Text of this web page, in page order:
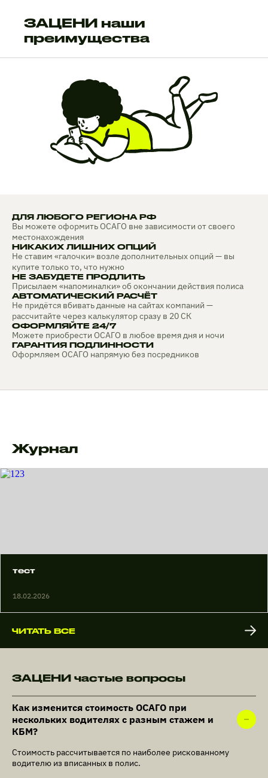
ЗАЦЕНИ наши
преимущества
ДЛЯ ЛЮБОГО РЕГИОНА РФ
Вы можете оформить ОСАГО вне зависимости от своего
местонахождения
НИКАКИХ ЛИШНИХ ОПЦИЙ
Не ставим «галочки» возле дополнительных опций — вы
купите только то, что нужно
НЕ ЗАБУДЕТЕ ПРОДЛИТЬ
Присылаем «напоминалки» об окончании действия полиса
АВТОМАТИЧЕСКИЙ РАСЧЁТ
Не придётся вбивать данные на сайтах компаний —
рассчитайте через калькулятор сразу в 20 СК
ОФОРМЛЯЙТЕ 24/7
Можете приобрести ОСАГО в любое время дня и ночи
ГАРАНТИЯ ПОДЛИННОСТИ
Оформляем ОСАГО напрямую без посредников
Журнал
тест
18.02.2026
ЧИТАТЬ ВСЕ
ЗАЦЕНИ частые вопросы
Как изменится стоимость ОСАГО при
нескольких водителях с разным стажем и
КБМ?
Стоимость рассчитывается по наиболее рискованному
водителю из вписанных в полис.